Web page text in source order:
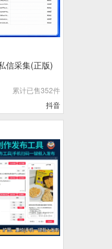
信采集(正版)
累计已售352件
抖音